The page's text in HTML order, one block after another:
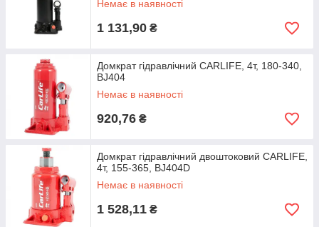
Немає в наявності
1 131,90 ₴
Домкрат гідравлічний CARLIFE, 4т, 180-340,
BJ404
Немає в наявності
920,76 ₴
Домкрат гідравлічний двоштоковий CARLIFE,
4т, 155-365, BJ404D
Немає в наявності
1 528,11 ₴